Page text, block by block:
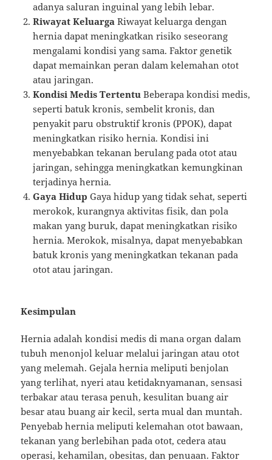
adanya saluran inguinal yang lebih lebar.
Riwayat Keluarga Riwayat keluarga dengan
hernia dapat meningkatkan risiko seseorang
mengalami kondisi yang sama. Faktor genetik
dapat memainkan peran dalam kelemahan otot
atau jaringan.
Kondisi Medis Tertentu Beberapa kondisi medis,
seperti batuk kronis, sembelit kronis, dan
penyakit paru obstruktif kronis (PPOK), dapat
meningkatkan risiko hernia. Kondisi ini
menyebabkan tekanan berulang pada otot atau
jaringan, sehingga meningkatkan kemungkinan
terjadinya hernia.
Gaya Hidup Gaya hidup yang tidak sehat, seperti
merokok, kurangnya aktivitas fisik, dan pola
makan yang buruk, dapat meningkatkan risiko
hernia. Merokok, misalnya, dapat menyebabkan
batuk kronis yang meningkatkan tekanan pada
otot atau jaringan.
Kesimpulan
Hernia adalah kondisi medis di mana organ dalam
tubuh menonjol keluar melalui jaringan atau otot
yang melemah. Gejala hernia meliputi benjolan
yang terlihat, nyeri atau ketidaknyamanan, sensasi
terbakar atau terasa penuh, kesulitan buang air
besar atau buang air kecil, serta mual dan muntah.
Penyebab hernia meliputi kelemahan otot bawaan,
tekanan yang berlebihan pada otot, cedera atau
operasi, kehamilan, obesitas, dan penuaan. Faktor